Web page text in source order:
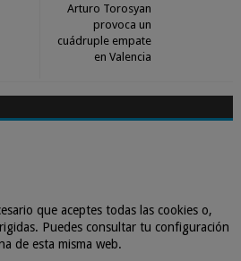
Arturo Torosyan
provoca un
cuádruple empate
en Valencia
que aceptes todas las cookies o,
Puedes consultar tu configuración
de esta misma web.